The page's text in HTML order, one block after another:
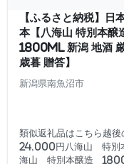
【ふるさと納税】
本【八海山 特別本醸
1800ml 新潟 地酒 厳
歳暮 贈答】
新潟県南魚沼市
類似返礼品はこちら越
24,000円八海山 特
海山 特別本醸造